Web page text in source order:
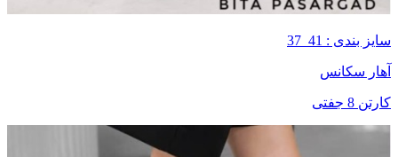
سایز بندی : 41_37
آهار سکانس
کارتن 8 جفتی